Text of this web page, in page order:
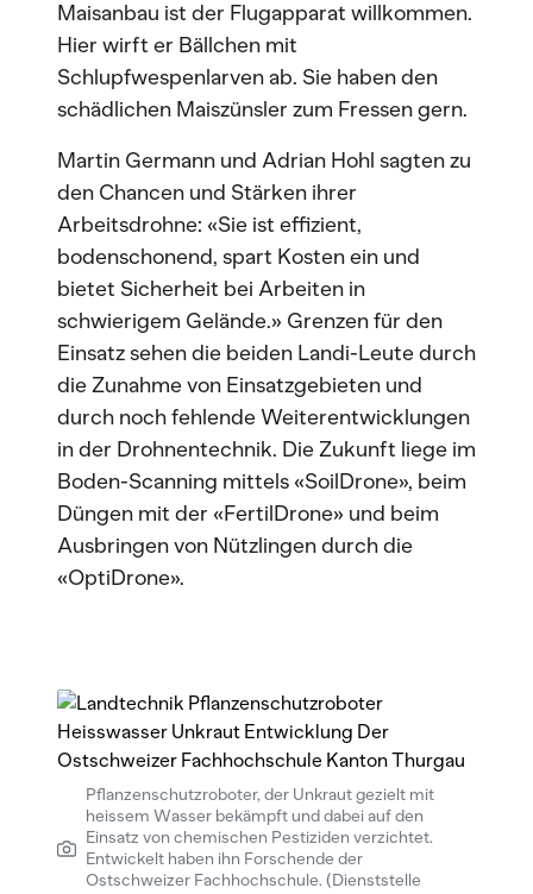
Maisanbau ist der Flugapparat willkommen.
Hier wirft er Bällchen mit
Schlupfwespenlarven ab. Sie haben den
schädlichen Maiszünsler zum Fressen gern.
Martin Germann und Adrian Hohl sagten zu
den Chancen und Stärken ihrer
Arbeitsdrohne: «Sie ist effizient,
bodenschonend, spart Kosten ein und
bietet Sicherheit bei Arbeiten in
schwierigem Gelände.» Grenzen für den
Einsatz sehen die beiden Landi-Leute durch
die Zunahme von Einsatzgebieten und
durch noch fehlende Weiterentwicklungen
in der Drohnentechnik. Die Zukunft liege im
Boden-Scanning mittels «SoilDrone», beim
Düngen mit der «FertilDrone» und beim
Ausbringen von Nützlingen durch die
«OptiDrone».
Pflanzenschutzroboter, der Unkraut gezielt mit
heissem Wasser bekämpft und dabei auf den
Einsatz von chemischen Pestiziden verzichtet.
Entwickelt haben ihn Forschende der
Ostschweizer Fachhochschule. (Dienststelle